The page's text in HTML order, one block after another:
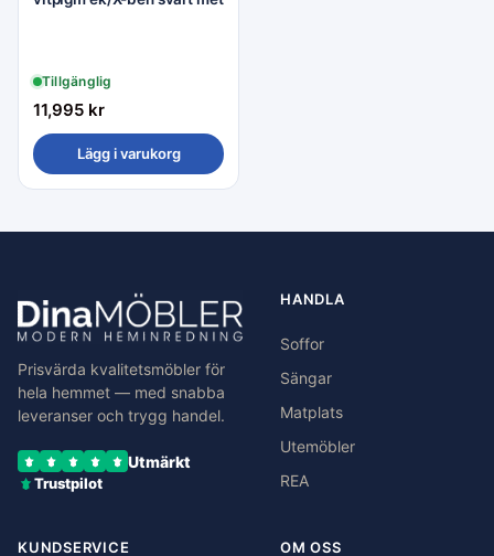
Tillgänglig
11,995 kr
Lägg i varukorg
Prisvärda kvalitetsmöbler för
hela hemmet — med snabba
leveranser och trygg handel.
Utmärkt
Trustpilot
HANDLA
Soffor
Sängar
Matplats
Utemöbler
REA
KUNDSERVICE OM OSS